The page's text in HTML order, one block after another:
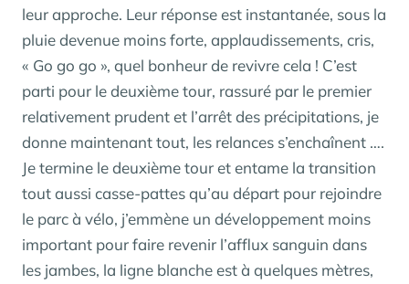
leur approche. Leur réponse est instantanée, sous la
pluie devenue moins forte, applaudissements, cris,
« Go go go », quel bonheur de revivre cela ! C’est
parti pour le deuxième tour, rassuré par le premier
relativement prudent et l’arrêt des précipitations, je
donne maintenant tout, les relances s’enchaînent ….
Je termine le deuxième tour et entame la transition
tout aussi casse-pattes qu’au départ pour rejoindre
le parc à vélo, j’emmène un développement moins
important pour faire revenir l’afflux sanguin dans
les jambes, la ligne blanche est à quelques mètres,